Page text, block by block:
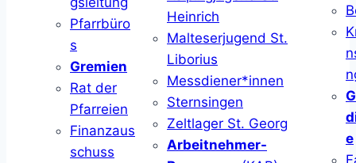
Pfarrbüro
s
Gremien
Rat der
Pfarreien
Finanzaus
schuss
Heinrich
Malteserjugend St.
Liborius
Messdiener*innen
Sternsingen
Zeltlager St. Georg
Arbeitnehmer-
e